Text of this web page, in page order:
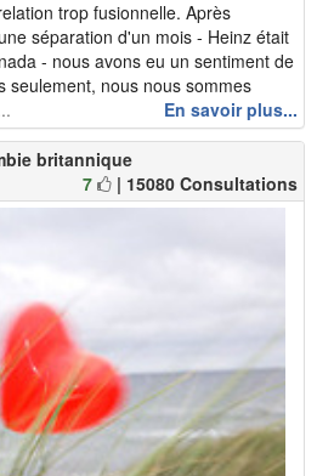
trop fusionnelle. Après
séparation d'un mois - Heinz était
- nous avons eu un sentiment de
seulement, nous nous sommes
En savoir plus...
britannique
7
| 15080 Consultations